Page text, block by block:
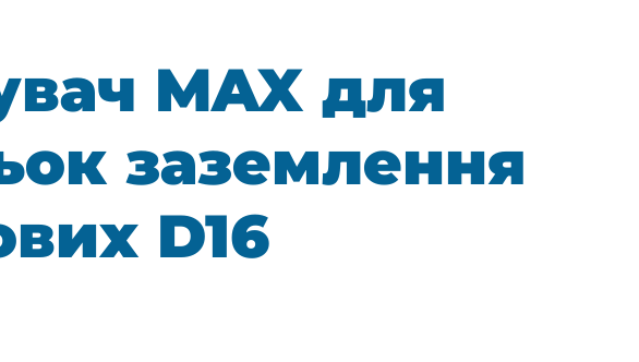
MAX для
заземлення
D16